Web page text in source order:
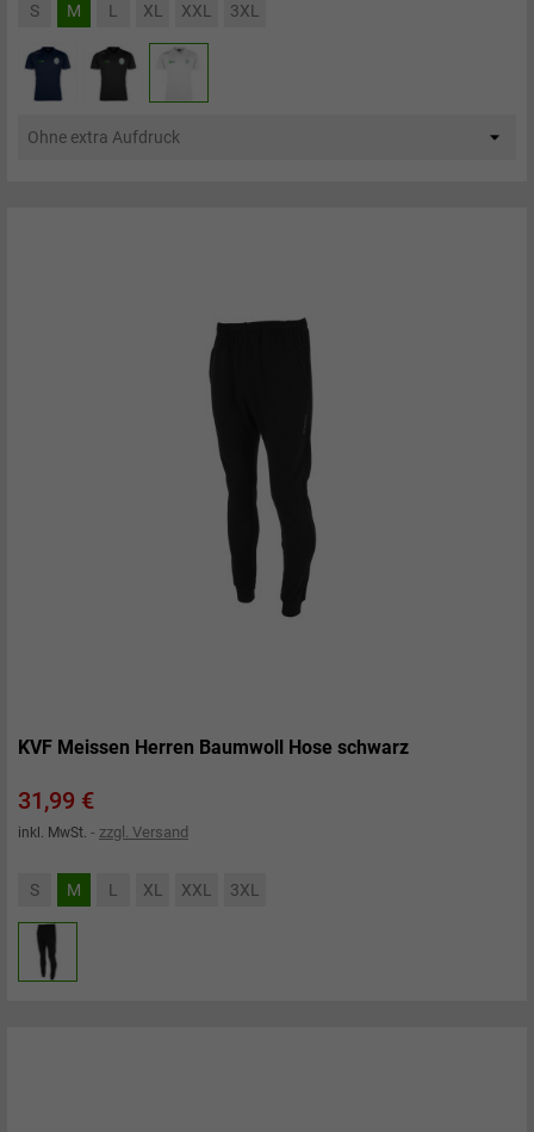
S M L XL XXL 3XL
KVF Meissen Herren Baumwoll Hose schwarz
Preis
31,99 €
inkl. MwSt. zzgl. Versand
S M L XL XXL 3XL